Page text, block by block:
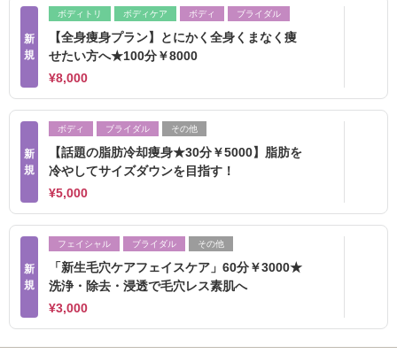
新
規
ボディトリ ボディケア ボディ ブライダル
【全身痩身プラン】とにかく全身くまなく痩
せたい方へ★100分￥8000
¥8,000
新
規
ボディ ブライダル その他
【話題の脂肪冷却痩身★30分￥5000】脂肪を
冷やしてサイズダウンを目指す！
¥5,000
新
規
フェイシャル ブライダル その他
「新生毛穴ケアフェイスケア」60分￥3000★
洗浄・除去・浸透で毛穴レス素肌へ
¥3,000